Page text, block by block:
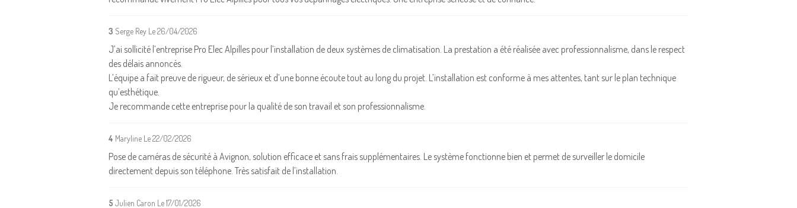
3 Serge Rey Le 26/04/2026
J’ai sollicité l’entreprise Pro Elec Alpilles pour l’installation de deux systèmes de climatisation. La prestation a été réalisée avec professionnalisme, dans le respect
des délais annoncés.
L’équipe a fait preuve de rigueur, de sérieux et d’une bonne écoute tout au long du projet. L’installation est conforme à mes attentes, tant sur le plan technique
qu’esthétique.
Je recommande cette entreprise pour la qualité de son travail et son professionnalisme.
4 Maryline Le 22/02/2026
Pose de caméras de sécurité à Avignon, solution efficace et sans frais supplémentaires. Le système fonctionne bien et permet de surveiller le domicile
directement depuis son téléphone. Très satisfait de l’installation.
5 Julien Caron Le 17/01/2026